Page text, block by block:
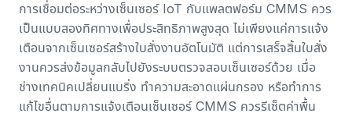
การเชื่อมต่อระหว่างเซ็นเซอร์ IoT กับแพลตฟอร์ม CMMS ควร
เป็นแบบสองทิศทางเพื่อประสิทธิภาพสูงสุด ไม่เพียงแค่การแจ้ง
เตือนจากเซ็นเซอร์สร้างใบสั่งงานอัตโนมัติ แต่การเสร็จสิ้นใบสั่ง
งานควรส่งข้อมูลกลับไปยังระบบตรวจสอบเซ็นเซอร์ด้วย เมื่อ
ช่างเทคนิคเปลี่ยนแบริ่ง ทำความสะอาดแผ่นกรอง หรือทำการ
แก้ไขอื่นตามการแจ้งเตือนเซ็นเซอร์ CMMS ควรรีเซ็ตค่าพื้น